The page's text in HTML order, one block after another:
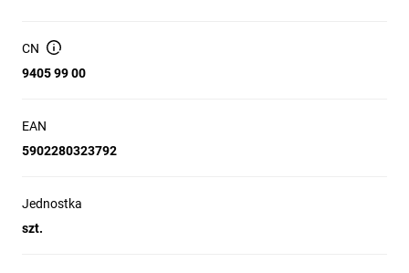
CN
9405 99 00
EAN
5902280323792
Jednostka
szt.